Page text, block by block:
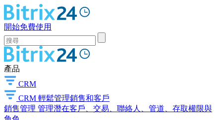
開始免費使用
產品
CRM
CRM 輕鬆管理銷售和客戶
銷售管理 管理潛在客戶、交易、聯絡人、管道、存取權限與